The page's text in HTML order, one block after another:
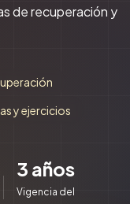
de recuperación y
y ejercicios
3 años
Vigencia del